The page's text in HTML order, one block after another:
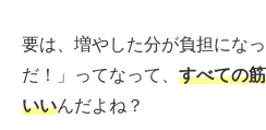
要は、増やした分が負担にな
だ！」ってなって、 すべての
いいんだよね？